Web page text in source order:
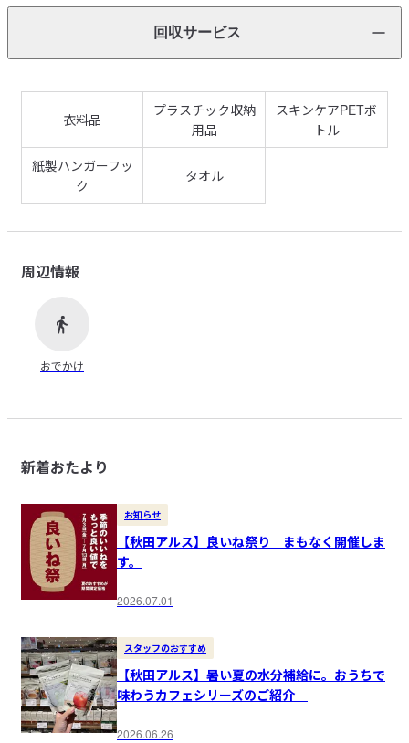
新着おたより
お知らせ
【秋田アルス】良いね祭り まもなく開催しま
す。
2026.07.01
スタッフのおすすめ
【秋田アルス】暑い夏の水分補給に。おうちで
味わうカフェシリーズのご紹介
2026.06.26
回収サービス
衣料品
プラスチック収納
用品
スキンケアPETボ
トル
紙製ハンガーフッ
ク
タオル
周辺情報
おでかけ